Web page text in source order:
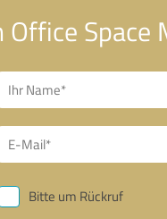
Space
Bitte um Rückruf